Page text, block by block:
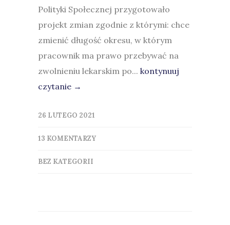
Polityki Społecznej przygotowało
projekt zmian zgodnie z którymi: chce
zmienić długość okresu, w którym
pracownik ma prawo przebywać na
zwolnieniu lekarskim po... kontynuuj
czytanie →
26 LUTEGO 2021
13 KOMENTARZY
BEZ KATEGORII